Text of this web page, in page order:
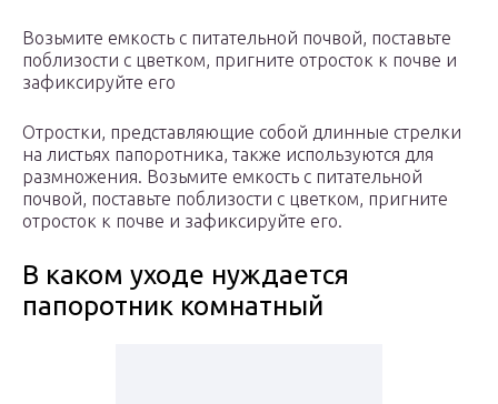
Возьмите емкость с питательной почвой, поставьте
поблизости с цветком, пригните отросток к почве и
зафиксируйте его
Отростки, представляющие собой длинные стрелки
на листьях папоротника, также используются для
размножения. Возьмите емкость с питательной
почвой, поставьте поблизости с цветком, пригните
отросток к почве и зафиксируйте его.
В каком уходе нуждается
папоротник комнатный